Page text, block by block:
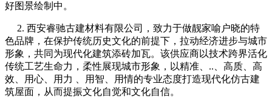
好图景绘制中。
2. 西安睿驰古建材料有限公司，致力于做靓家喻户晓的特
色品牌，在保护传统历史文化的前提下，拉动经济进步与城市
形象，共同为现代化建筑添砖加瓦。该供应商以技术跨界活化
传统工艺生命力，柔性展现城市形象，以精准、..、高质、高
效、用心、用力 、用智、用情的专业态度打造现代化仿古建
筑屋面，从而提振文化自觉和文化自信。